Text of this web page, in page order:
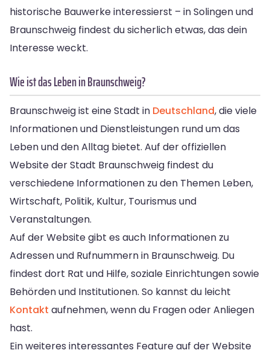
historische Bauwerke interessierst – in Solingen und
Braunschweig findest du sicherlich etwas, das dein
Interesse weckt.
Wie ist das Leben in Braunschweig?
Braunschweig ist eine Stadt in Deutschland, die viele
Informationen und Dienstleistungen rund um das
Leben und den Alltag bietet. Auf der offiziellen
Website der Stadt Braunschweig findest du
verschiedene Informationen zu den Themen Leben,
Wirtschaft, Politik, Kultur, Tourismus und
Veranstaltungen.
Auf der Website gibt es auch Informationen zu
Adressen und Rufnummern in Braunschweig. Du
findest dort Rat und Hilfe, soziale Einrichtungen sowie
Behörden und Institutionen. So kannst du leicht
Kontakt aufnehmen, wenn du Fragen oder Anliegen
hast.
Ein weiteres interessantes Feature auf der Website